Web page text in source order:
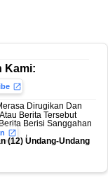
Kami:
Dirugikan Dan
Berita Tersebut
Berisi Sanggahan
(12) Undang-Undang